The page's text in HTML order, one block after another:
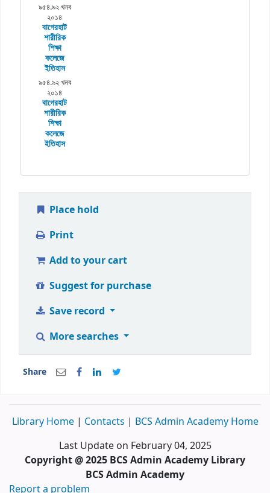
৯৫৪.৯২ খনব
২০১৪
বাগেরহাট
শারীরিক
শিক্ষা
কলেজে
ইতিহাস
৯৫৪.৯২ খনব
২০১৪
বাগেরহাট
শারীরিক
শিক্ষা
কলেজে
ইতিহাস
Place hold
Print
Add to your cart
Suggest for purchase
Save record
More searches
Share
Library Home | Contacts | BCS Admin Academy Home
Last Update on February 04, 2025
Copyright @ 2025 BCS Admin Academy Library
BCS Admin Academy
Report a problem